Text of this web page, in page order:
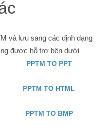
và lưu sang các định dạng
được hỗ trợ bên dưới
PPTM TO PPT
PPTM TO HTML
PPTM TO BMP